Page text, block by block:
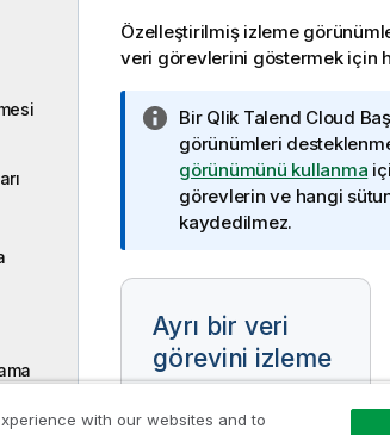
Özelleştirilmiş izleme
veri görevlerini göstermek için
B
i
l
g
i
o
u
Bir Qlik Talend Cloud
görünümleri
görünümünü kullanma
görevlerin ve hangi
kaydedilmez.
Ayrı bir veri
görevini izleme
with our websites and to